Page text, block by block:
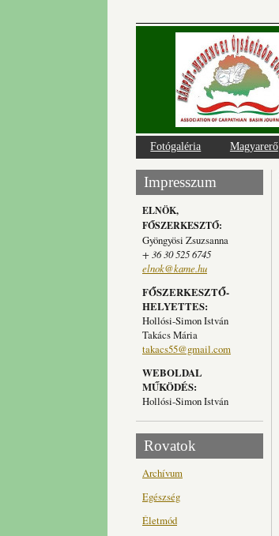
Fotógaléria Magyarerő
Impresszum
ELNÖK,
FŐSZERKESZTŐ:
Gyöngyösi Zsuzsanna
+ 36 30 525 6745
elnok@kame.hu
FŐSZERKESZTŐ-
HELYETTES:
Hollósi-Simon István
Takács Mária
takacs55@gmail.com
WEBOLDAL
MŰKÖDÉS:
Hollósi-Simon István
Rovatok
Archívum
Egészség
Életmód